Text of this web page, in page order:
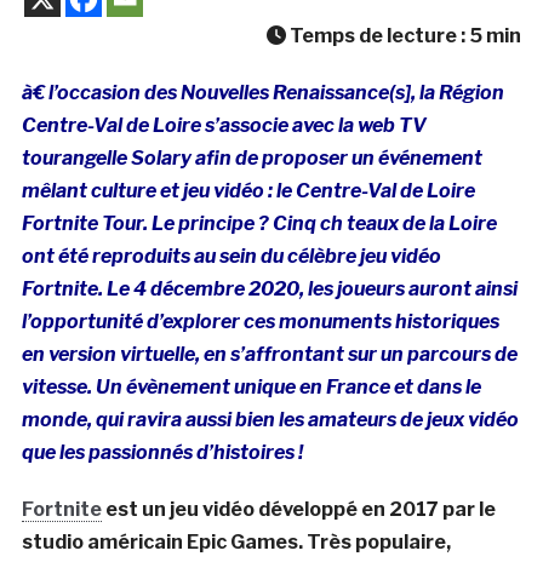
Temps de lecture : 5 min
à€ l’occasion des Nouvelles Renaissance(s], la Région
Centre-Val de Loire s’associe avec la web TV
tourangelle Solary afin de proposer un événement
mêlant culture et jeu vidéo : le Centre-Val de Loire
Fortnite Tour. Le principe ? Cinq ch teaux de la Loire
ont été reproduits au sein du célèbre jeu vidéo
Fortnite. Le 4 décembre 2020, les joueurs auront ainsi
l’opportunité d’explorer ces monuments historiques
en version virtuelle, en s’affrontant sur un parcours de
vitesse. Un évènement unique en France et dans le
monde, qui ravira aussi bien les amateurs de jeux vidéo
que les passionnés d’histoires !
Fortniteest un jeu vidéo développé en 2017 par le
studio américain Epic Games. Très populaire,